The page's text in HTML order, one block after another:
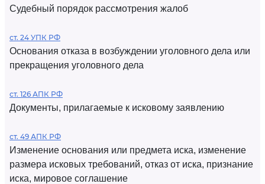
Судебный порядок рассмотрения жалоб
ст. 24 УПК РФ
Основания отказа в возбуждении уголовного дела или
прекращения уголовного дела
ст. 126 АПК РФ
Документы, прилагаемые к исковому заявлению
ст. 49 АПК РФ
Изменение основания или предмета иска, изменение
размера исковых требований, отказ от иска, признание
иска, мировое соглашение